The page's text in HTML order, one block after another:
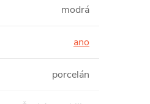
modrá
ano
porcelán